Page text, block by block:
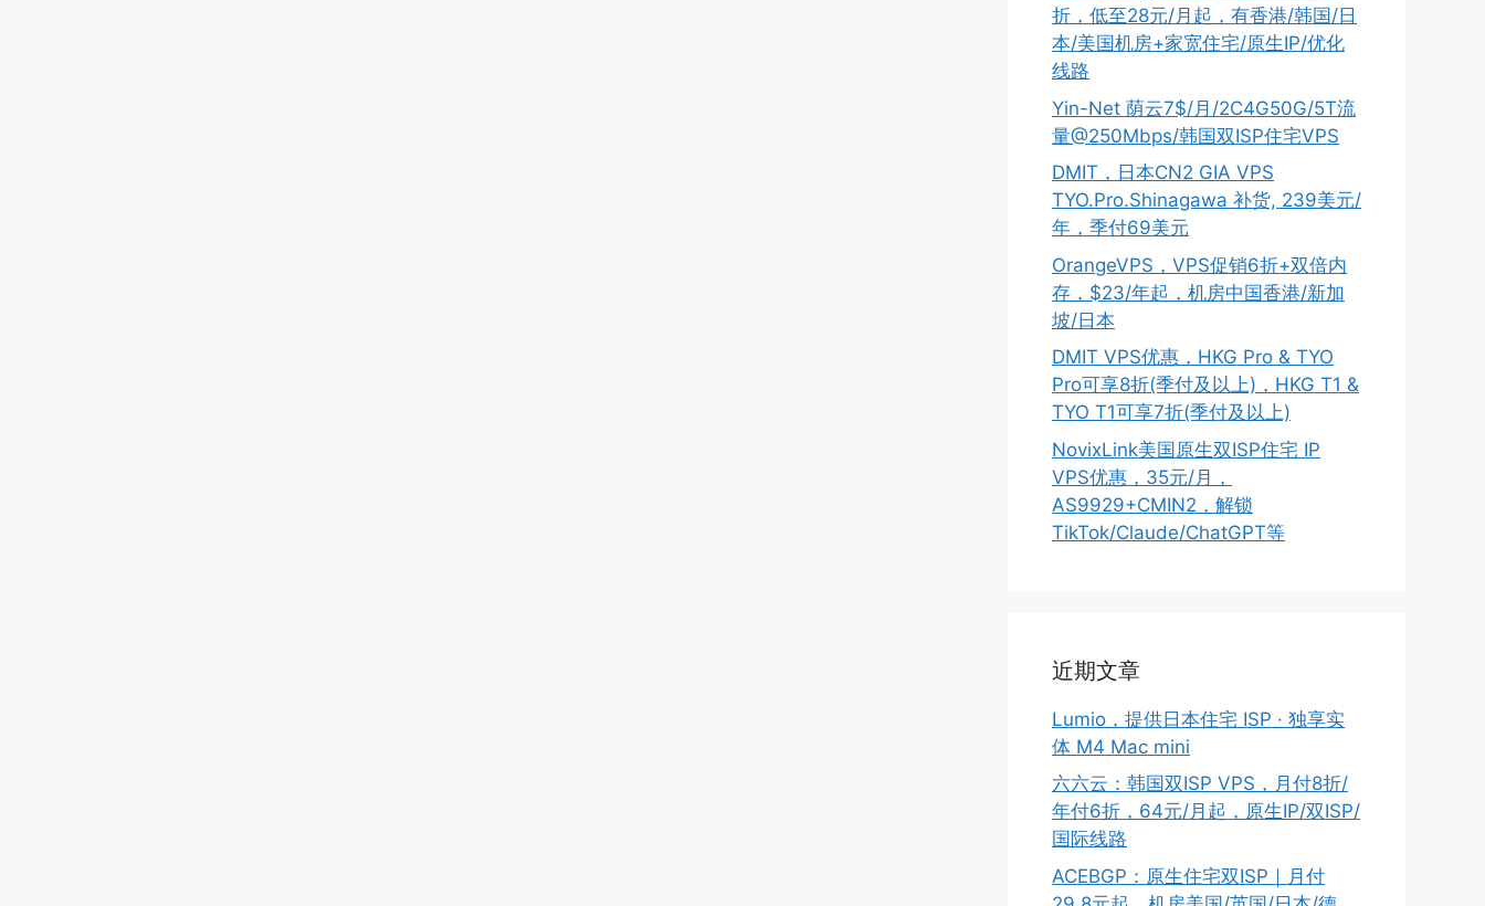
折，低至28元/月起，有香港/韩国/日
本/美国机房+家宽住宅/原生IP/优化
线路
Yin-Net 荫云7$/月/2C4G50G/5T流
量@250Mbps/韩国双ISP住宅VPS
DMIT，日本CN2 GIA VPS
TYO.Pro.Shinagawa 补货, 239美元/
年，季付69美元
OrangeVPS，VPS促销6折+双倍内
存，$23/年起，机房中国香港/新加
坡/日本
DMIT VPS优惠，HKG Pro & TYO
Pro可享8折(季付及以上)，HKG T1 &
TYO T1可享7折(季付及以上)
NovixLink美国原生双ISP住宅 IP
VPS优惠，35元/月，
AS9929+CMIN2，解锁
TikTok/Claude/ChatGPT等
近期文章
Lumio，提供日本住宅 ISP · 独享实
体 M4 Mac mini
六六云：韩国双ISP VPS，月付8折/
年付6折，64元/月起，原生IP/双ISP/
国际线路
ACEBGP：原生住宅双ISP｜月付